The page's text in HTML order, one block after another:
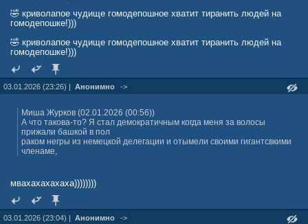
🤣 криволапое чудище гомодепошное хватит тиранить людей на
гомодепошке!)))
🤣 криволапое чудище гомодепошное хватит тиранить людей на
гомодепошке!)))
03.01.2026 (23:26) | Анонимно ->
Миша Журкoв (02.01.2026 (00:56))
А что такова-то? Я стал демократичным когда меня за волосы
прижали башкой в пол
раком негры из немецкой делегации и отымели своими гигантсвкими
членаме,
мвахахахахаха))))))))
03.01.2026 (23:04) | Анонимно ->